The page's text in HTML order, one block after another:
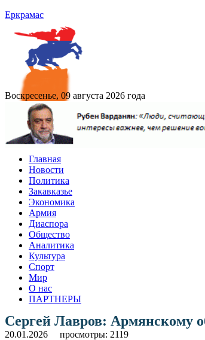
Еркрамас
Воскресенье, 09 августа 2026 года
Главная
Новости
Политика
Закавказье
Экономика
Армия
Диаспора
Общество
Аналитика
Культура
Спорт
Мир
О нас
ПАРТНЕРЫ
Сергей Лавров: Армянскому
20.01.2026 просмотры: 2119